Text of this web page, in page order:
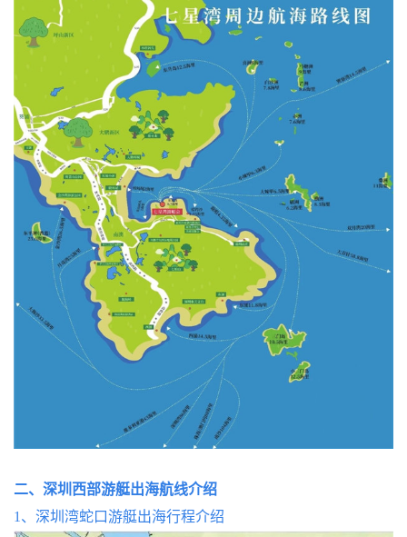
二、 深圳西部游艇出海航线介绍
1、 深圳湾蛇口游艇出海行程介绍